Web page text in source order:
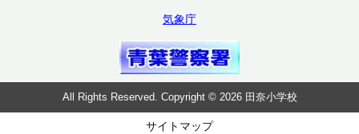
気象庁
All Rights Reserved. Copyright © 2026 田奈小学校
サイトマップ